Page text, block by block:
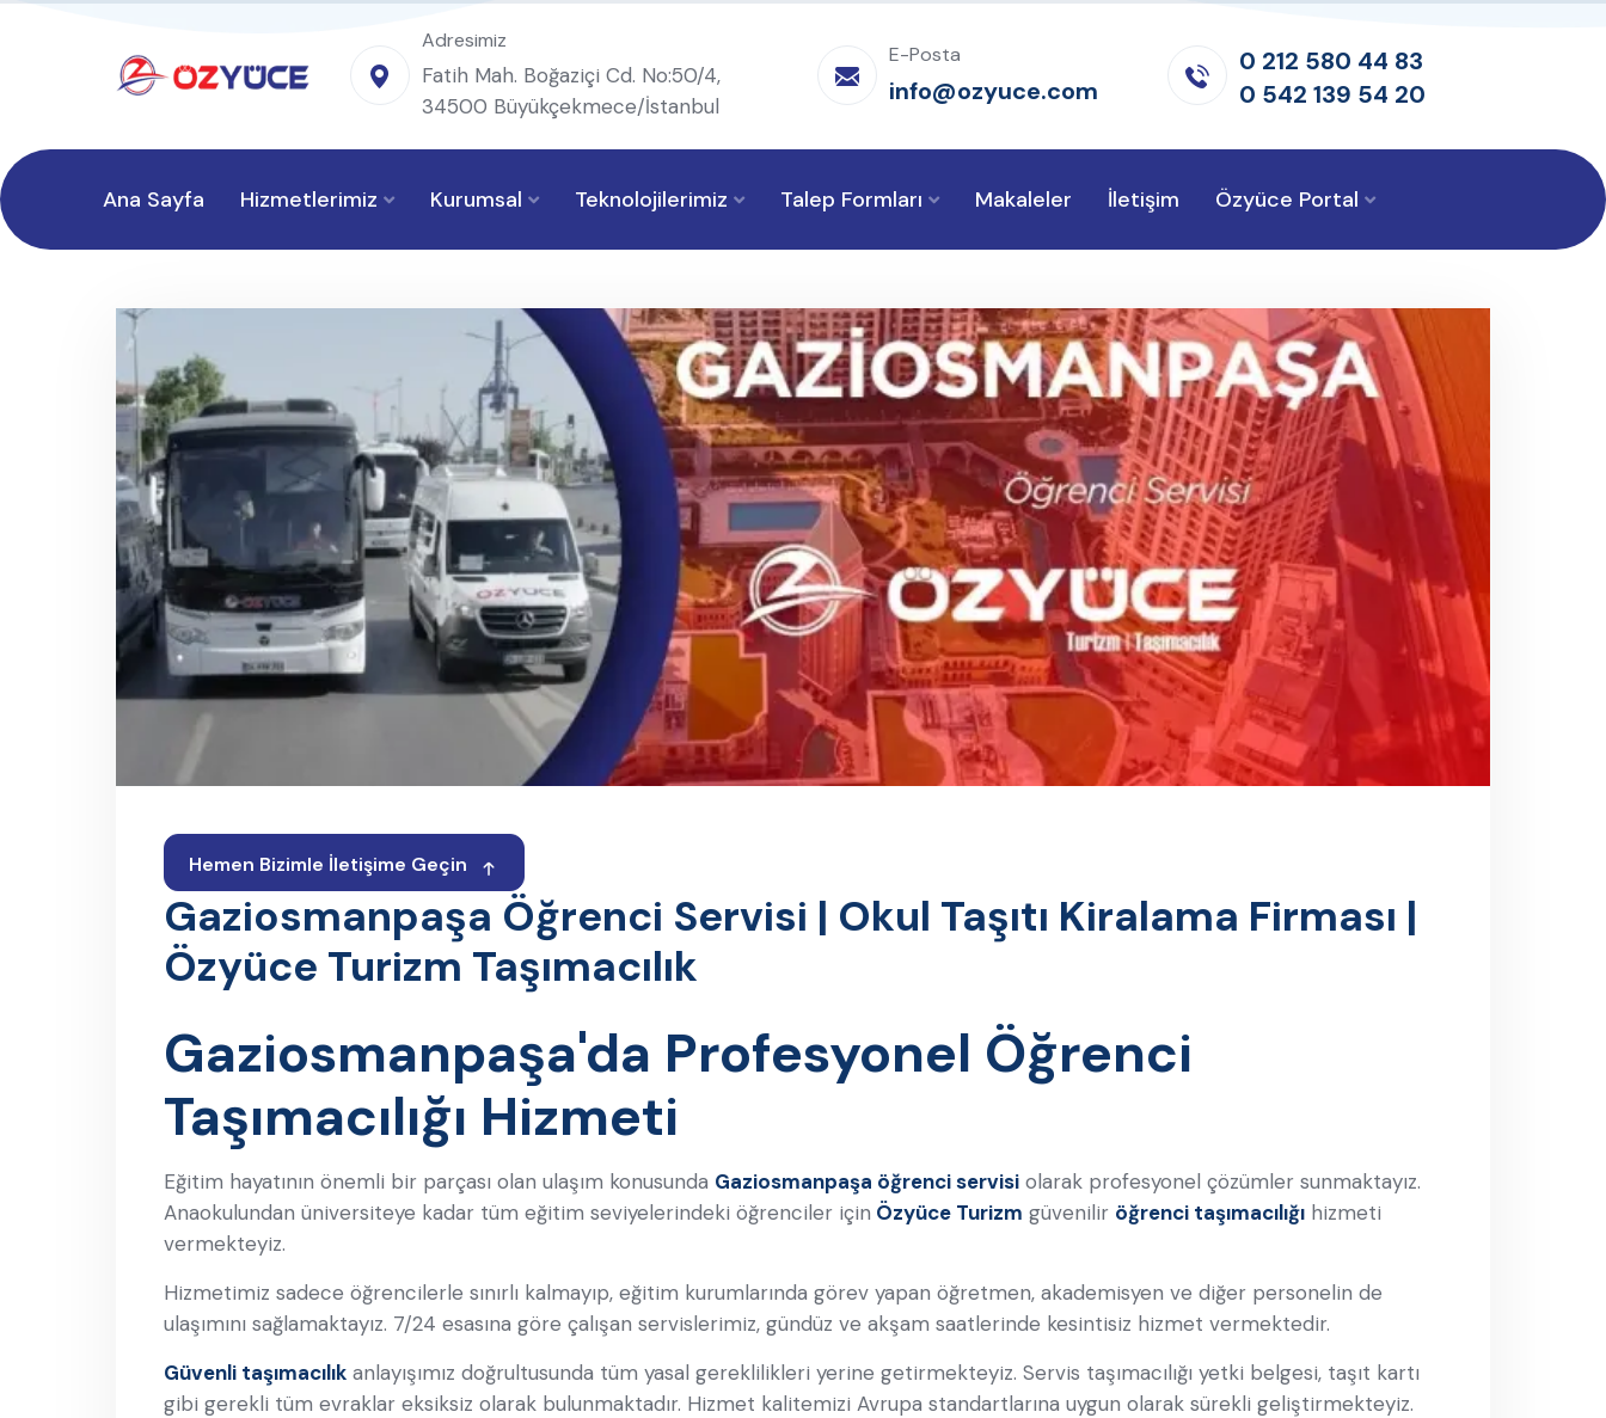
Adresimiz
Fatih Mah. Boğaziçi Cd. No:50/4,
34500 Büyükçekmece/İstanbul
E-Posta
info@ozyuce.com
0 212 580 44 83
0 542 139 54 20
Ana Sayfa Hizmetlerimiz Kurumsal Teknolojilerimiz Talep Formları Makaleler İletişim Özyüce Portal
Hemen Bizimle İletişime Geçin
Gaziosmanpaşa Öğrenci Servisi | Okul Taşıtı Kiralama Firması |
Özyüce Turizm Taşımacılık
Gaziosmanpaşa'da Profesyonel Öğrenci
Taşımacılığı Hizmeti
Eğitim hayatının önemli bir parçası olan ulaşım konusunda Gaziosmanpaşa öğrenci servisi olarak profesyonel çözümler sunmaktayız.
Anaokulundan üniversiteye kadar tüm eğitim seviyelerindeki öğrenciler için Özyüce Turizm güvenilir öğrenci taşımacılığı hizmeti
vermekteyiz.
Hizmetimiz sadece öğrencilerle sınırlı kalmayıp, eğitim kurumlarında görev yapan öğretmen, akademisyen ve diğer personelin de
ulaşımını sağlamaktayız. 7/24 esasına göre çalışan servislerimiz, gündüz ve akşam saatlerinde kesintisiz hizmet vermektedir.
Güvenli taşımacılık anlayışımız doğrultusunda tüm yasal gereklilikleri yerine getirmekteyiz. Servis taşımacılığı yetki belgesi, taşıt kartı
gibi gerekli tüm evraklar eksiksiz olarak bulunmaktadır. Hizmet kalitemizi Avrupa standartlarına uygun olarak sürekli geliştirmekteyiz.